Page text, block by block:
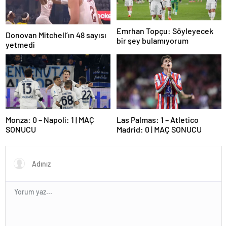
Donovan Mitchell’ın 48 sayısı
yetmedi
Emrhan Topçu: Söyleyecek
bir şey bulamıyorum
Monza: 0 – Napoli: 1 | MAÇ
SONUCU
Las Palmas: 1 – Atletico
Madrid: 0 | MAÇ SONUCU